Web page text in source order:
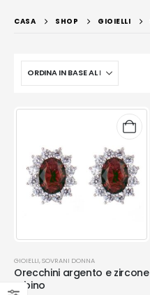
CASA SHOP GIOIELLI
GIOIELLI, SOVRANI DONNA
Orecchini argento e zircone
rubino